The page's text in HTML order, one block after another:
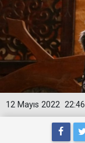
22:46
12 Mayıs 2022